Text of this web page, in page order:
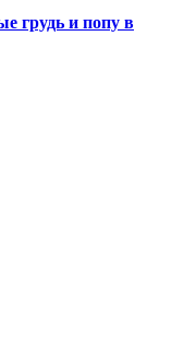
грудь и попу в